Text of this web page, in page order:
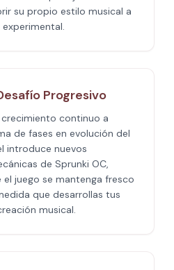
su propio estilo musical a
Progresivo
continuo a
de fases en evolución del
introduce nuevos
de Sprunki OC,
el juego se mantenga fresco
que desarrollas tus
musical.